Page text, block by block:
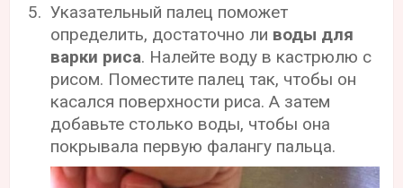
Указательный палец поможет
определить, достаточно ли воды для
варки риса. Налейте воду в кастрюлю с
рисом. Поместите палец так, чтобы он
касался поверхности риса. А затем
добавьте столько воды, чтобы она
покрывала первую фалангу пальца.